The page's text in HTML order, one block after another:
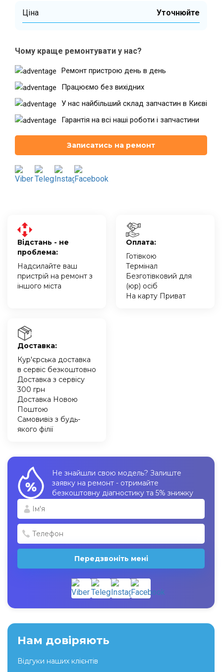
м. Київ, ТЦ LAKE PLAZA, вул. Героїв
м. Київ, вул. Казимира Малевича,
Дарниця
м. Київ, Комфорт Таун, вул.
Березнева, 16, корпус 3
Ціна Уточнюйте
Чому краще ремонтувати у нас?
Ремонт пристрою день в день
Працюємо без вихідних
У нас найбільший склад запчастин в Києві
Гарантія на всі наші роботи і запчастини
Записатись на ремонт
Відстань - не
проблема:
Надсилайте ваш
пристрій на ремонт з
іншого міста
Оплата:
Готівкою
Термінал
Безготівковий для
(юр) осіб
На карту Приват
Доставка:
Кур'єрська доставка
в сервіс безкоштовно
Доставка з сервісу
300 грн
Доставка Новою
Поштою
Самовивіз з будь-
якого філії
Не знайшли свою модель? Залиште
заявку на ремонт - отримайте
безкоштовну діагностику та 5% знижку
Передзвоніть мені
Нам довіряють
Відгуки наших клієнтів